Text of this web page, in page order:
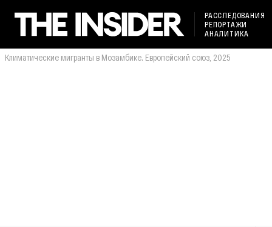
РАССЛЕДОВАНИЯ
РЕПОРТАЖИ
АНАЛИТИКА
Климатические мигранты в Мозамбике. Европейский союз, 2025